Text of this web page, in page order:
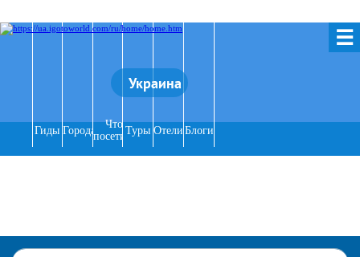
☰
Украина
Гиды Города
Что
посетитьТуры Отели Блоги